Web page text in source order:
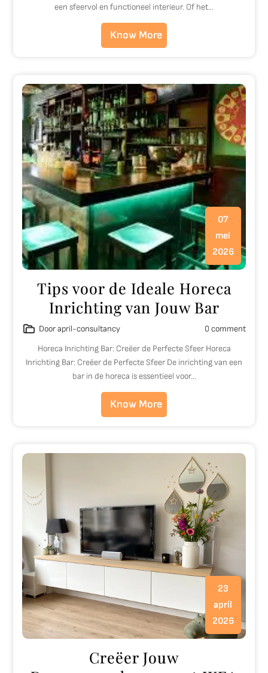
een sfeervol en functioneel interieur. Of het…
Know More
07
mei
2026
Tips voor de Ideale Horeca
Inrichting van Jouw Bar
Door april-consultancy
0 comment
Horeca Inrichting Bar: Creëer de Perfecte Sfeer Horeca
Inrichting Bar: Creëer de Perfecte Sfeer De inrichting van een
bar in de horeca is essentieel voor…
Know More
23
april
2026
Creëer Jouw